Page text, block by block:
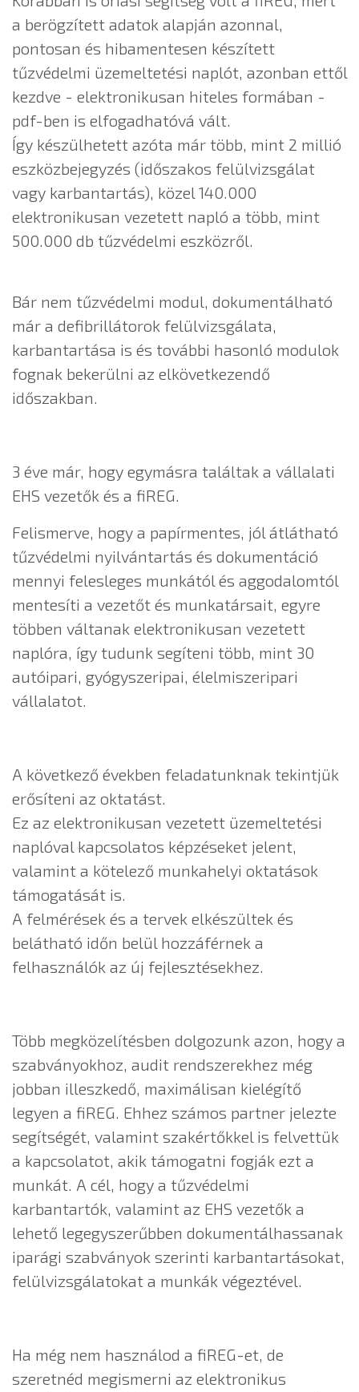
a berögzített adatok alapján azonnal,
pontosan és hibamentesen készített
tűzvédelmi üzemeltetési naplót, azonban ettől
kezdve - elektronikusan hiteles formában -
pdf-ben is elfogadhatóvá vált.
Így készülhetett azóta már több, mint 2 millió
eszközbejegyzés (időszakos felülvizsgálat
vagy karbantartás), közel 140.000
elektronikusan vezetett napló a több, mint
500.000 db tűzvédelmi eszközről.
Bár nem tűzvédelmi modul, dokumentálható
már a defibrillátorok felülvizsgálata,
karbantartása is és további hasonló modulok
fognak bekerülni az elkövetkezendő
időszakban.
3 éve már, hogy egymásra találtak a vállalati
EHS vezetők és a fiREG.
Felismerve, hogy a papírmentes, jól átlátható
tűzvédelmi nyilvántartás és dokumentáció
mennyi felesleges munkától és aggodalomtól
mentesíti a vezetőt és munkatársait, egyre
többen váltanak elektronikusan vezetett
naplóra, így tudunk segíteni több, mint 30
autóipari, gyógyszeripai, élelmiszeripari
vállalatot.
A következő években feladatunknak tekintjük
erősíteni az oktatást.
Ez az elektronikusan vezetett üzemeltetési
naplóval kapcsolatos képzéseket jelent,
valamint a kötelező munkahelyi oktatások
támogatását is.
A felmérések és a tervek elkészültek és
belátható időn belül hozzáférnek a
felhasználók az új fejlesztésekhez.
Több megközelítésben dolgozunk azon, hogy a
szabványokhoz, audit rendszerekhez még
jobban illeszkedő, maximálisan kielégítő
legyen a fiREG. Ehhez számos partner jelezte
segítségét, valamint szakértőkkel is felvettük
a kapcsolatot, akik támogatni fogják ezt a
munkát. A cél, hogy a tűzvédelmi
karbantartók, valamint az EHS vezetők a
lehető legegyszerűbben dokumentálhassanak
iparági szabványok szerinti karbantartásokat,
felülvizsgálatokat a munkák végeztével.
Ha még nem használod a fiREG-et, de
szeretnéd megismerni az elektronikus